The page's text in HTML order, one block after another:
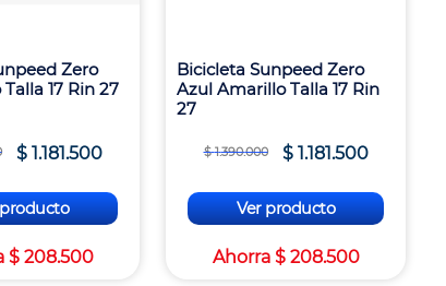
Zero
17 Rin 27
$ 1.181.500
$ 208.500
Bicicleta Sunpeed Zero
Azul Amarillo Talla 17 Rin
27
$ 1.390.000 $ 1.181.500
Ver producto
Ahorra $ 208.500